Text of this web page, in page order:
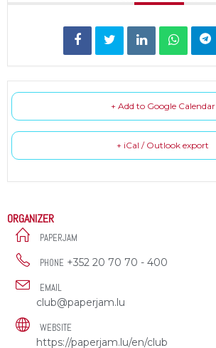
+ Add to Google Calendar
+ iCal / Outlook export
ORGANIZER
PAPERJAM
PHONE +352 20 70 70 - 400
EMAIL
club@paperjam.lu
WEBSITE
https://paperjam.lu/en/club